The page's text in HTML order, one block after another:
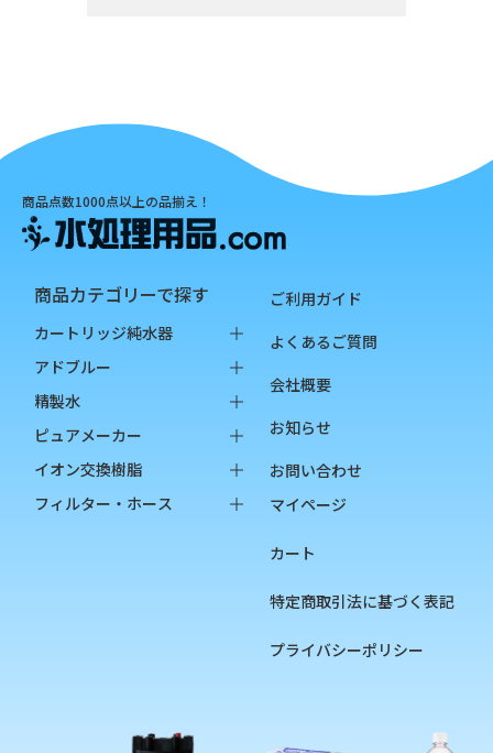
商品点数1000点以上の品揃え！
商品カテゴリーで探す
カートリッジ純水器
純水器本体
オプション品
消耗品
アドブルー
バッグインボックス
ペットボトル
精製水
バッグインボックス
ペットボトル
オプション品
ピュアメーカー
本体
カートリッジ
イオン交換樹脂
純水用イオン交換樹脂
フィルター・ホース
ご利用ガイド
よくあるご質問
会社概要
お知らせ
お問い合わせ
マイページ
カート
特定商取引法に基づく表記
プライバシーポリシー